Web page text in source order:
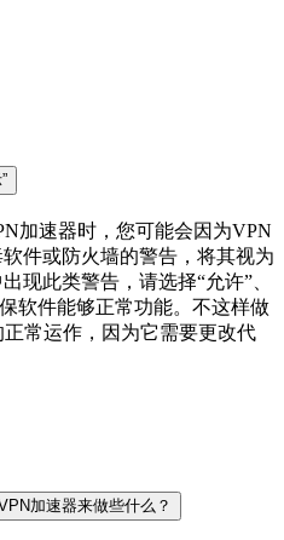
加速器时，您可能会因为VPN
件或防火墙的警告，将其视为
现此类警告，请选择“允许”、
软件能够正常功能。不这样做
常运作，因为它需要更改代
加速器来做些什么？